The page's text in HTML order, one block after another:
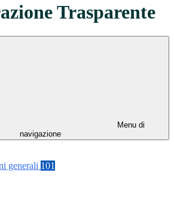
Trasparente
Menu di
navigazione
generali 101